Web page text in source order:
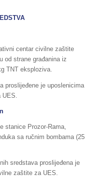
centar civilne zaštite
od strane građanina iz
TNT eksploziva.
proslijeđene je uposlenicima
stanice Prozor-Rama,
sa ručnim bombama (25
sredstava proslijeđena je
zaštite za UES.